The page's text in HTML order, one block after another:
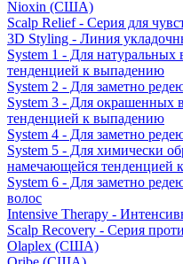
Nioxin (США)
Scalp Relief - Серия для
3D Styling - Линия
System 1 - Для
тенденцией к выпадению
System 2 - Для заметно
System 3 - Для окрашенных
тенденцией к выпадению
System 4 - Для заметно
System 5 - Для химически
намечающейся тенденцией
System 6 - Для заметно
волос
Intensive Therapy -
Scalp Recovery - Серия
Olaplex (США)